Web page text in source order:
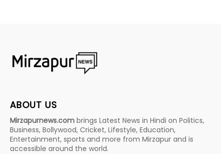
ABOUT US
Mirzapurnews.com brings Latest News in Hindi on Politics,
Business, Bollywood, Cricket, Lifestyle, Education,
Entertainment, sports and more from Mirzapur and is
accessible around the world.